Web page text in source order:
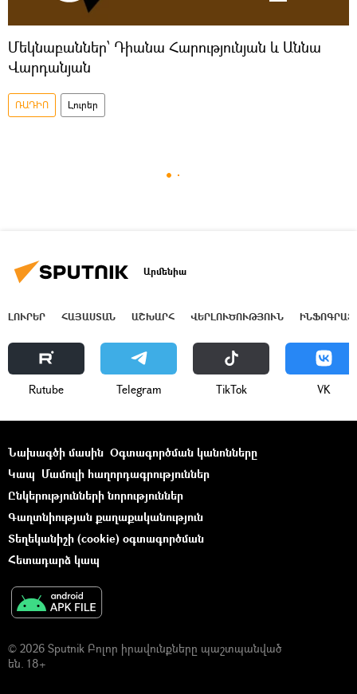
Մեկնաբաններ՝ Դիանա Հարությունյան և Աննա
Վարդանյան
ՌԱԴԻՈ Լուրեր
Արմենիա
ԼՈՒՐԵՐ ՀԱՅԱՍՏԱՆ ԱՇԽԱՐՀ ՎԵՐԼՈՒԾՈՒԹՅՈՒՆ
Rutube Telegram ТikТоk VK
Նախագծի մասին Օգտագործման կանոնները
Կապ Մամուլի հաղորդագրություններ
Ընկերությունների նորություններ
Գաղտնիության քաղաքականություն
Տեղեկանիշի (cookie) օգտագործման
Հետադարձ կապ
© 2026 Sputnik Բոլոր իրավունքները պաշտպանված
են. 18+